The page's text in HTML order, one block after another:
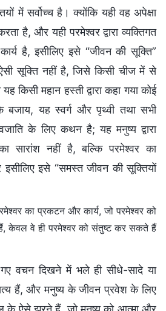
में सर्वोच्च है। क्योंकि यही वह अपेक्षा
है, और यही परमेश्वर द्वारा व्यक्तिगत
है, इसीलिए इसे “जीवन की सूक्ति”
सूक्ति नहीं है, जिसे किसी चीज में से
किसी महान हस्ती द्वारा कहा गया कोई
बजाय, यह स्वर्ग और पृथ्वी तथा सभी
के लिए कथन है; यह मनुष्य द्वारा
सारांश नहीं है, बल्कि परमेश्वर का
इसे “समस्त जीवन की सूक्तियों
का प्रकटन और कार्य, जो परमेश्वर को
केवल वे ही परमेश्वर को संतुष्ट कर सकते हैं
गए वचन दिखने में भले ही सीधे-सादे या
हैं, और मनुष्य के जीवन प्रवेश के लिए